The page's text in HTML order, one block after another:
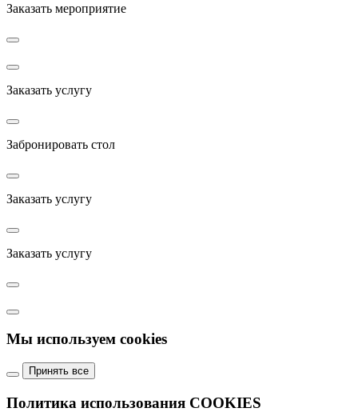
Заказать мероприятие
Заказать услугу
Забронировать стол
Заказать услугу
Заказать услугу
Мы используем cookies
Принять все
Политика использования COOKIES